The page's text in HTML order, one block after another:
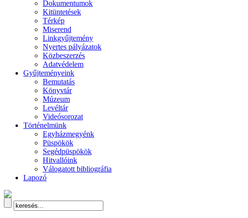
Dokumentumok
Kitüntetések
Térkép
Miserend
Linkgyűjtemény
Nyertes pályázatok
Közbeszerzés
Adatvédelem
Gyűjteményeink
Bemutatás
Könyvtár
Múzeum
Levéltár
Videósorozat
Történelmünk
Egyházmegyénk
Püspökök
Segédpüspökök
Hitvallóink
Válogatott bibliográfia
Lapozó